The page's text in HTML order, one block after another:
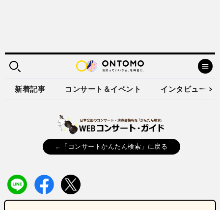
新着記事 コンサート＆イベント インタビュー
←「コンサートかんたん検索」に戻る